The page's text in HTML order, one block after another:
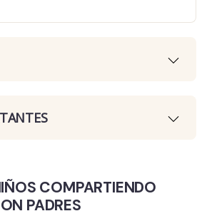
COMPARTIENDO
PADRES